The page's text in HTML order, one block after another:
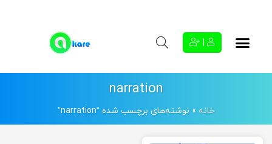
narration
خانه » نوشته‌های برچسب شده “narration”